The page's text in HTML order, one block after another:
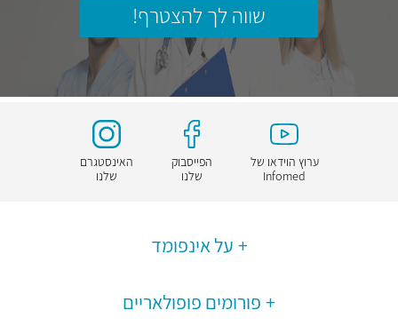
שווה לך להצטרף!
ערוץ הוידאו של
Infomed
הפייסבוק
שלנו
האינסטגרם
שלנו
על אינפומד
פורומים פופולאריים